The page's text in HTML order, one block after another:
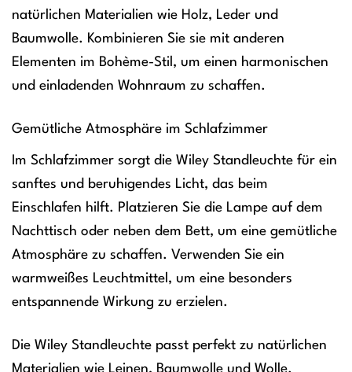
natürlichen Materialien wie Holz, Leder und
Baumwolle. Kombinieren Sie sie mit anderen
Elementen im Bohème-Stil, um einen harmonischen
und einladenden Wohnraum zu schaffen.
Gemütliche Atmosphäre im Schlafzimmer
Im Schlafzimmer sorgt die Wiley Standleuchte für ein
sanftes und beruhigendes Licht, das beim
Einschlafen hilft. Platzieren Sie die Lampe auf dem
Nachttisch oder neben dem Bett, um eine gemütliche
Atmosphäre zu schaffen. Verwenden Sie ein
warmweißes Leuchtmittel, um eine besonders
entspannende Wirkung zu erzielen.
Die Wiley Standleuchte passt perfekt zu natürlichen
Materialien wie Leinen, Baumwolle und Wolle.